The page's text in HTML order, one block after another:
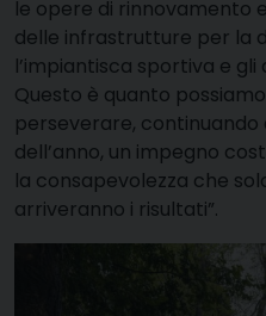
le opere di rinnovamento
delle infrastrutture per la
l’impiantisca sportiva e
Questo è quanto
perseverare, continuando
dell’anno, un impegno
la consapevolezza che
arriveranno i risultati”.